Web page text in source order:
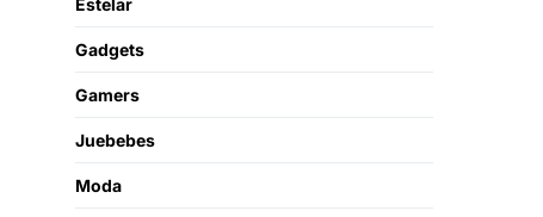
Estelar
Gadgets
Gamers
Juebebes
Moda